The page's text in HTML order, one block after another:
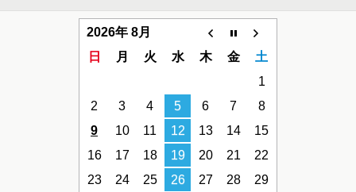
2026年 8月
日
月 火 水 木 金
土
1
2
3 4 5 6 7
8
9
10 11 12 13 14
15
16
17 18 19 20 21
22
23
24 25 26 27 28
29